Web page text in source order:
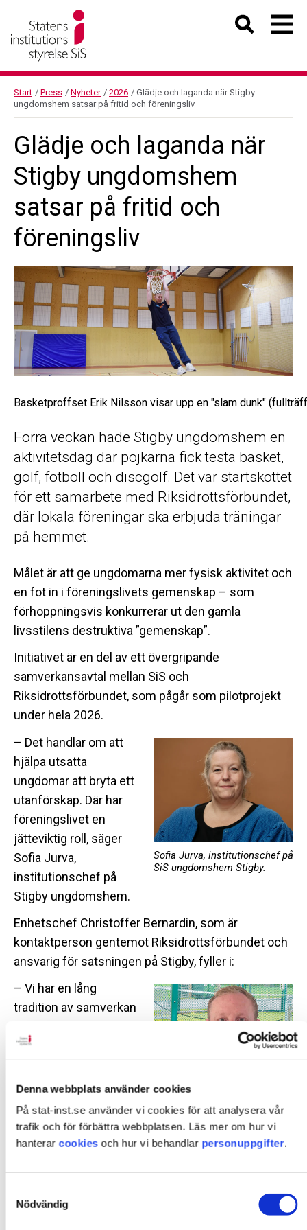
Denna webbplats använder cookies
På stat-inst.se använder vi cookies för att analysera vår
trafik och för förbättra webbplatsen. Läs mer om hur vi
hanterarcookies och hur vi behandlar personuppgifter.
Nödvändig
Start / Press / Nyheter / 2026 / Glädje och laganda när Stigby
ungdomshem satsar på fritid och föreningsliv
Glädje och laganda när
Stigby ungdomshem
satsar på fritid och
föreningsliv
Basketproffset Erik Nilsson visar upp en "slam dunk"
Förra veckan hade Stigby ungdomshem en
aktivitetsdag där pojkarna fick testa basket,
golf, fotboll och discgolf. Det var startskottet
för ett samarbete med Riksidrottsförbundet,
där lokala föreningar ska erbjuda träningar
på hemmet.
Målet är att ge ungdomarna mer fysisk aktivitet och
en fot in i föreningslivets gemenskap – som
förhoppningsvis konkurrerar ut den gamla
livsstilens destruktiva ”gemenskap”.
Initiativet är en del av ett övergripande
samverkansavtal mellan SiS och
Riksidrottsförbundet, som pågår som pilotprojekt
under hela 2026.
Sofia Jurva, institutionschef på
SiS ungdomshem Stigby.
– Det handlar om att
hjälpa utsatta
ungdomar att bryta ett
utanförskap. Där har
föreningslivet en
jätteviktig roll, säger
Sofia Jurva,
institutionschef på
Stigby ungdomshem.
Enhetschef Christoffer Bernardin, som är
kontaktperson gentemot Riksidrottsförbundet och
ansvarig för satsningen på Stigby, fyller i:
enhetschef på SiS
ungdomshem Stigby.
– Vi har en lång
tradition av samverkan
Men det nya och
positiva är att SiS för
första gången har ett
centralt och
rikstäckande avtal,
vilket ger alla
Träningar på hemmen